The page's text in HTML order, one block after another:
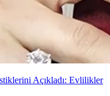
Açıkladı: Evlilikler